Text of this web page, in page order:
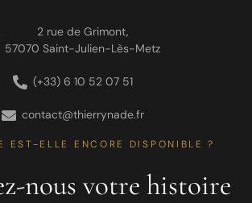
2 rue de Grimont,
57070 Saint-Julien-Lès-Metz
(+33) 6 10 52 07 51
contact@thierrynade.fr
EST-ELLE ENCORE DISPONIBLE ?
nous votre histoire